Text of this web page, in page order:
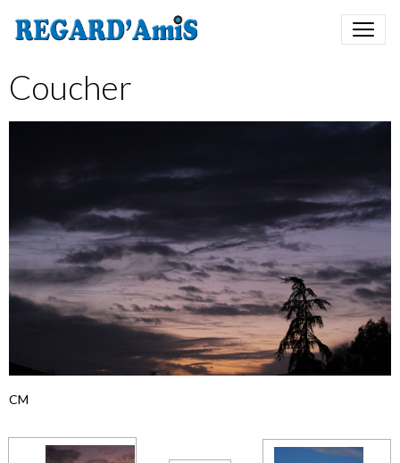
Coucher
CM